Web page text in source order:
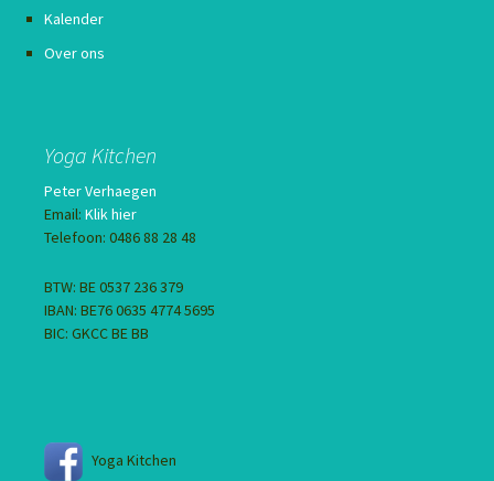
Kalender
Over ons
Yoga Kitchen
Peter Verhaegen
Email: Klik hier
Telefoon: 0486 88 28 48
BTW: BE 0537 236 379
IBAN: BE76 0635 4774 5695
BIC: GKCC BE BB
Yoga Kitchen